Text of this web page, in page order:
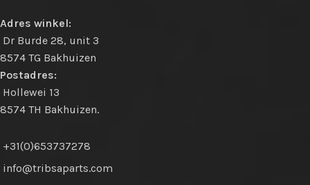
Adres winkel:
Dr Burde 28, unit 3
8574 TG Bakhuizen
Postadres:
Hollewei 13
8574 TH Bakhuizen.
+31(0)653737278
info@tribsaparts.com